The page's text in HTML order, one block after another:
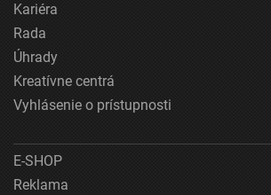
Kariéra
Rada
Úhrady
Kreatívne centrá
Vyhlásenie o prístupnosti
E-SHOP
Reklama